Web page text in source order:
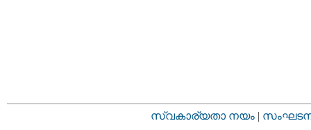
സ്വകാര്യതാ നയം |